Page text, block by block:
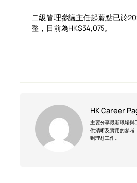
二級管理參議主任起薪點已於
整，目前為HK$34,075。
HK Career
主要分享最新職場與
供清晰及實用的參考
到理想工作。